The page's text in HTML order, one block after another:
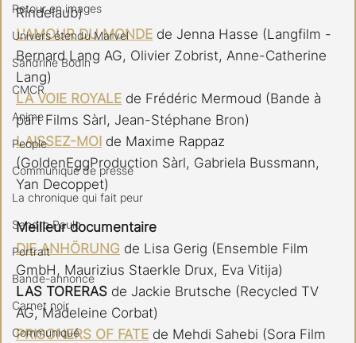
Retour en images
Univers étendu Marvel
Sandrine Bodin
CMCR
Anime
People
Communiqué de presse
La chronique qui fait peur
Sandro Paulo
Portrait
Bande-annonce
Carnet noir
Communiqué
Rindelaub)
L'AMOUR DU MONDE de Jenna Hasse (Langfilm -
Bernard Lang AG, Olivier Zobrist, Anne-Catherine
Lang)
LA VOIE ROYALE de Frédéric Mermoud (Bande à
part Films Sàrl, Jean-Stéphane Bron)
LAISSEZ-MOI de Maxime Rappaz
(GoldenEggProduction Sàrl, Gabriela Bussmann,
Yan Decoppet)
Meilleur documentaire
DIE ANHÖRUNG de Lisa Gerig (Ensemble Film
GmbH, Maurizius Staerkle Drux, Eva Vitija)
LAS TORERAS de Jackie Brutsche (Recycled TV
AG, Madeleine Corbat)
PRISONERS OF FATE de Mehdi Sahebi (Sora Film